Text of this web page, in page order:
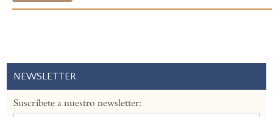
NEWSLETTER
Suscríbete a nuestro newsletter: